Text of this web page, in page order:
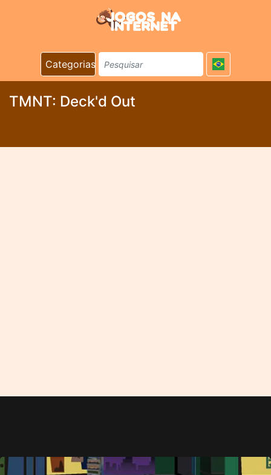
Categorias
TMNT: Deck'd Out